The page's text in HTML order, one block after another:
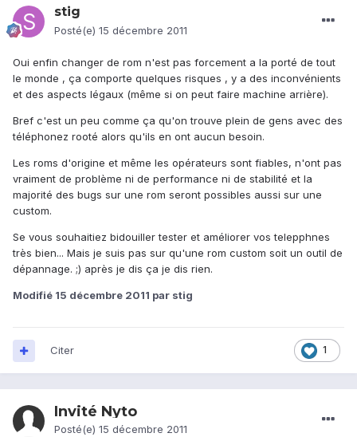
stig
Posté(e) 15 décembre 2011
Oui enfin changer de rom n'est pas forcement a la porté de tout
le monde , ça comporte quelques risques , y a des inconvénients
et des aspects légaux (même si on peut faire machine arrière).
Bref c'est un peu comme ça qu'on trouve plein de gens avec des
téléphonez rooté alors qu'ils en ont aucun besoin.
Les roms d'origine et même les opérateurs sont fiables, n'ont pas
vraiment de problème ni de performance ni de stabilité et la
majorité des bugs sur une rom seront possibles aussi sur une
custom.
Se vous souhaitiez bidouiller tester et améliorer vos telepphnes
très bien... Mais je suis pas sur qu'une rom custom soit un outil de
dépannage. ;) après je dis ça je dis rien.
Modifié 15 décembre 2011 par stig
1
Citer
Invité Nyto
Posté(e) 15 décembre 2011